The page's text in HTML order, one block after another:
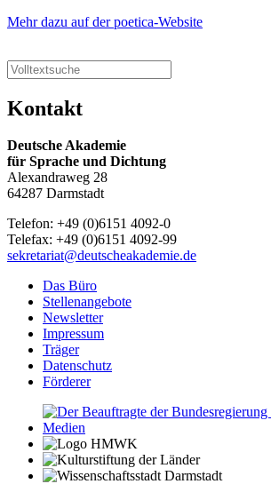
Mehr dazu auf der poetica-Website
Kontakt
Deutsche Akademie
für Sprache und Dichtung
Alexandraweg 28
64287 Darmstadt
Telefon: +49 (0)6151 4092-0
Telefax: +49 (0)6151 4092-99
sekretariat@deutscheakademie.de
Das Büro
Stellenangebote
Newsletter
Impressum
Träger
Datenschutz
Förderer